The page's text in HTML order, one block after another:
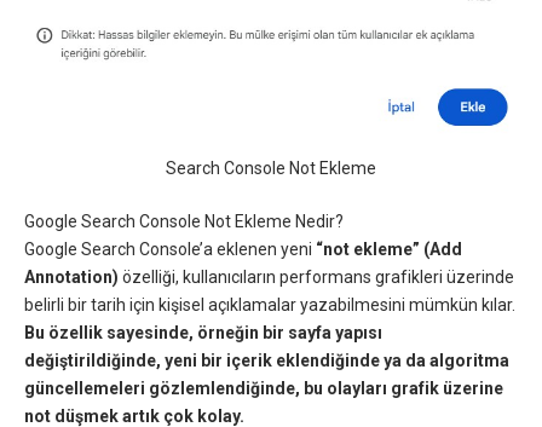
Search Console Not Ekleme
Google Search Console Not Ekleme Nedir?
Google Search Console’a eklenen yeni “not ekleme” (Add
Annotation) özelliği, kullanıcıların performans grafikleri üzerinde
belirli bir tarih için kişisel açıklamalar yazabilmesini mümkün kılar.
Bu özellik sayesinde, örneğin bir sayfa yapısı
değiştirildiğinde, yeni bir içerik eklendiğinde ya da algoritma
güncellemeleri gözlemlendiğinde, bu olayları grafik üzerine
not düşmek artık çok kolay.